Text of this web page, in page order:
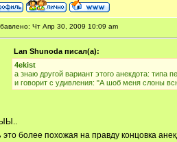
Чт Апр 30, 2009 10:09 am
Lan Shunoda писал(а):
4ekist
а знаю другой вариант этого анекдота: типа
и говорит с удивления: "А шоб меня слоны
это более похожая на правду концовка